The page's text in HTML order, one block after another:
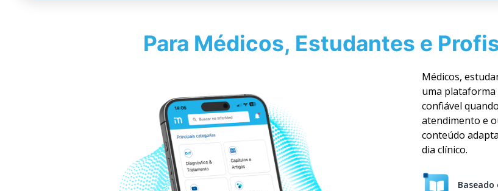
Para Médicos, Estudantes e
Médicos,
uma
confiável
atendimento e
conteúdo
dia clínico.
Baseado